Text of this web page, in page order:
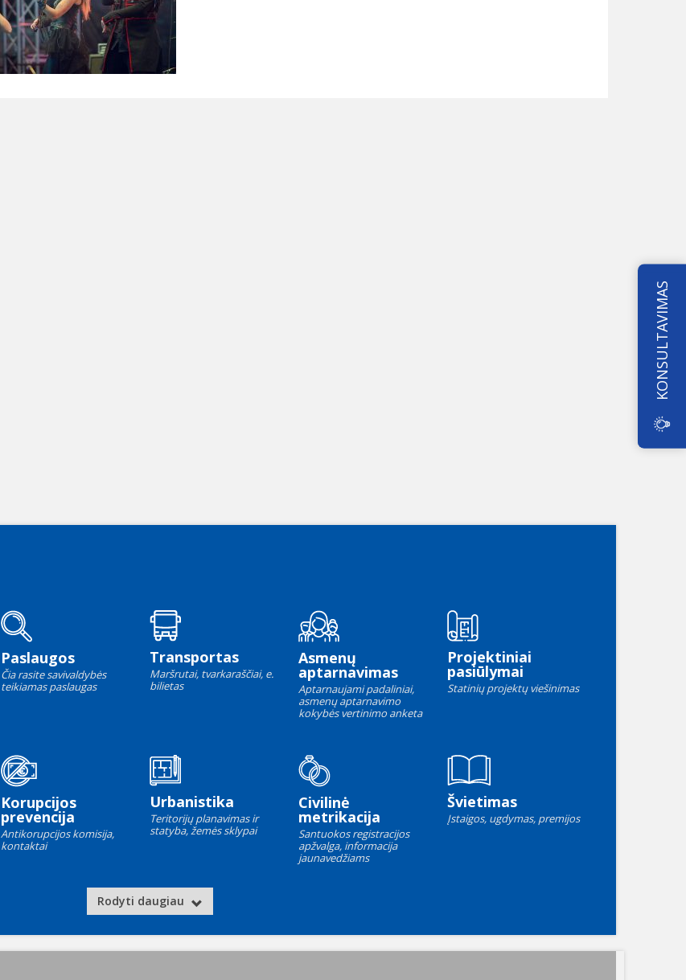
Paslaugos
Čia rasite savivaldybės
teikiamas paslaugas
Transportas
Maršrutai, tvarkaraščiai, e.
bilietas
Asmenų
aptarnavimas
Aptarnaujami padaliniai,
asmenų aptarnavimo
kokybės vertinimo anketa
Projektiniai
pasiūlymai
Statinių projektų viešinimas
Korupcijos
prevencija
Antikorupcijos komisija,
kontaktai
Urbanistika
Teritorijų planavimas ir
statyba, žemės sklypai
Civilinė
metrikacija
Santuokos registracijos
apžvalga, informacija
jaunavedžiams
Švietimas
Įstaigos, ugdymas, premijos
Rodyti daugiau
KONSULTAVIMAS